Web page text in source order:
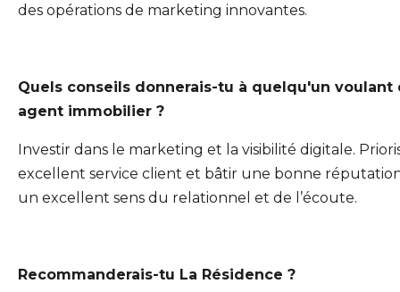
des opérations de marketing innovantes.
Quels conseils donnerais-tu à quelqu'un voulant
agent immobilier ?
Investir dans le marketing et la visibilité digitale.
excellent service client et bâtir une bonne
un excellent sens du relationnel et de l’écoute.
Recommanderais-tu La Résidence ?